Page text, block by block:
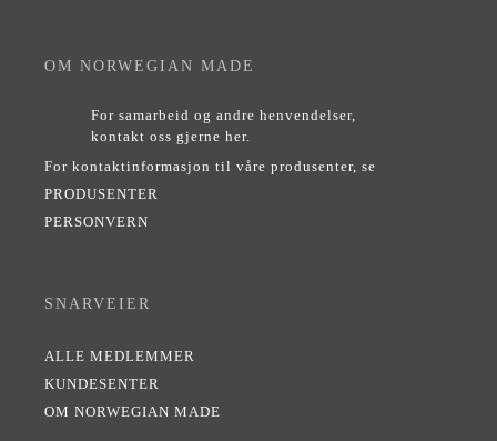
OM NORWEGIAN MADE
For samarbeid og andre henvendelser,
kontakt oss gjerne her.
For kontaktinformasjon til våre produsenter, se
PRODUSENTER
PERSONVERN
SNARVEIER
ALLE MEDLEMMER
KUNDESENTER
OM NORWEGIAN MADE